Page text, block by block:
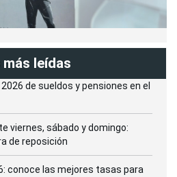
más leídas
de sueldos y pensiones en el
viernes, sábado y domingo:
de reposición
conoce las mejores tasas para